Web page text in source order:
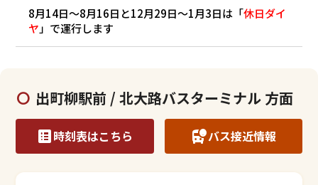
8月14日～8月16日と12月29日～1月3日は「休日ダイ
ヤ 」で運行します
出町柳駅前 / 北大路バスターミナル 方面
時刻表はこちら バス接近情報